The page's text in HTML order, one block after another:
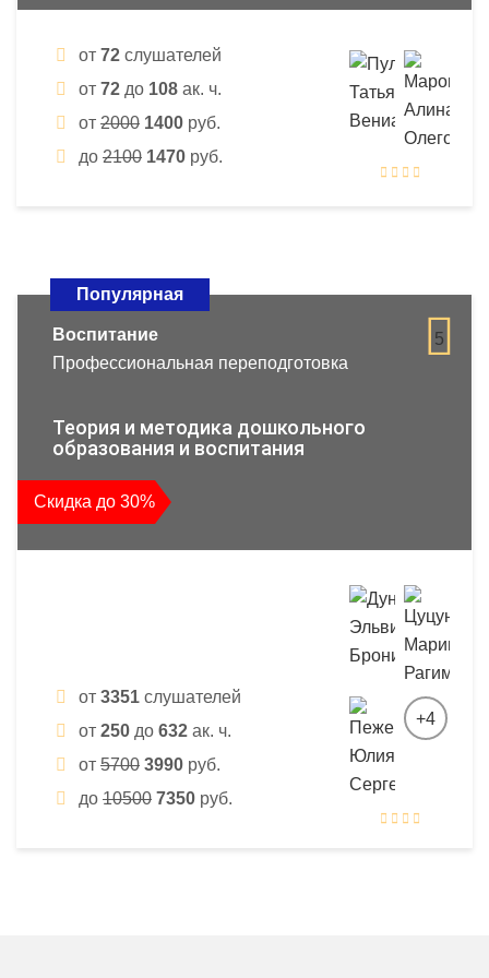
от 72 слушателей
от 72 до 108 ак. ч.
от 2000 1400 руб.
до 2100 1470 руб.
Популярная
5
Воспитание
Профессиональная переподготовка
Теория и методика дошкольного
образования и воспитания
Скидка до 30%
от 3351 слушателей
от 250 до 632 ак. ч.
от 5700 3990 руб.
до 10500 7350 руб.
+4